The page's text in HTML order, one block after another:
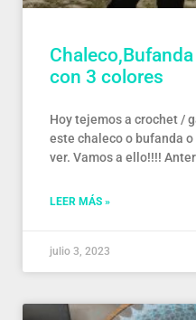
con 3 colores
Hoy tejemos a crochet /
este chaleco o bufanda
ver. Vamos a ello!!!!
LEER MÁS »
julio 3, 2023